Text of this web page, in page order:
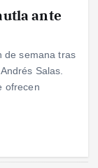
ante
de semana tras
Salas.
ofrecen